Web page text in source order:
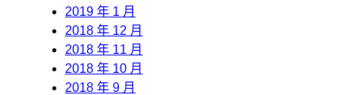
2019 年 1 月
2018 年 12 月
2018 年 11 月
2018 年 10 月
2018 年 9 月